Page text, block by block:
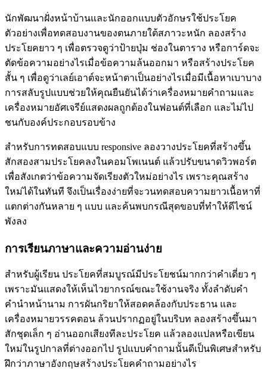
นักพัฒนาฝั่งหน้าบ้านและนักออกแบบตัวอักษรใช้ประโยค
ตัวอย่างเพื่อทดสอบงานของตนภายใต้สภาวะหนัก ลองสร้าง
ประโยคยาว ๆ เพื่อตรวจดูว่าป้ายปุ่ม ช่องในตาราง หรือการ์ดจะ
ตัดข้อความอย่างไรเมื่อข้อความล้นออกมา หรือสร้างประโยค
สั้น ๆ เพื่อดูว่าเลย์เอาต์จะหน้าตาเป็นอย่างไรเมื่อมีเนื้อหาเบาบาง
การสลับรูปแบบช่วยให้คุณยืนยันได้ว่าเครื่องหมายคำถามและ
เครื่องหมายอัศเจรีย์แสดงผลถูกต้องในฟอนต์ที่เลือก และไม่ไป
ชนกับองค์ประกอบรอบข้าง
สำหรับการทดสอบแบบ responsive ลองวางประโยคที่สร้างขึ้น
สักสองสามประโยคลงในคอมโพเนนต์ แล้วปรับขนาดวิวพอร์ต
เพื่อสังเกตว่าข้อความจัดเรียงตัวใหม่อย่างไร เพราะคุณสร้าง
ใหม่ได้ในทันที จึงเป็นเรื่องง่ายที่จะวนทดสอบความยาวเนื้อหาที่
แตกต่างกันหลาย ๆ แบบ และค้นพบกรณีสุดขอบที่ทำให้ดีไซน์
พังลง
การเรียนภาษาและความอ่านง่าย
สำหรับผู้เรียน ประโยคที่สมบูรณ์มีประโยชน์มากกว่าคำเดี่ยว ๆ
เพราะมันแสดงให้เห็นไวยากรณ์ขณะใช้งานจริง ทั้งลำดับคำ
คำนำหน้านาม การผันกริยาให้สอดคล้องกับประธาน และ
เครื่องหมายวรรคตอน ล้วนปรากฏอยู่ในบริบท ลองสร้างขึ้นมา
สักชุดเล็ก ๆ อ่านออกเสียงทีละประโยค แล้วลองแปลหรือเขียน
ใหม่ในรูปกาลที่ต่างออกไป รูปแบบคำถามนั้นดีเป็นพิเศษสำหรับ
ฝึกว่าภาษาอังกฤษสร้างประโยคคำถามอย่างไร